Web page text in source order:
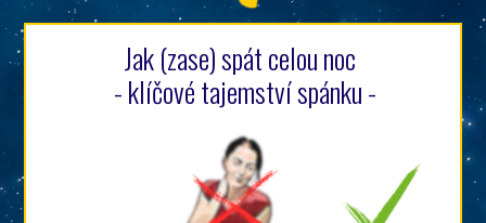
Jak (zase) spát celou noc
- klíčové tajemství spánku -